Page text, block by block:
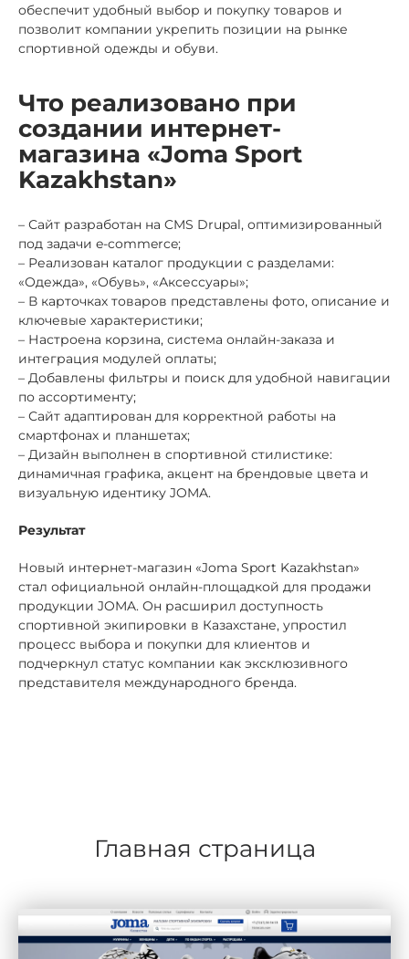
обеспечит удобный выбор и покупку товаров и
позволит компании укрепить позиции на рынке
спортивной одежды и обуви.
Что реализовано при
создании интернет-
магазина «Joma Sport
Kazakhstan»
– Сайт разработан на CMS Drupal, оптимизированный
под задачи e-commerce;
– Реализован каталог продукции с разделами:
«Одежда», «Обувь», «Аксессуары»;
– В карточках товаров представлены фото, описание и
ключевые характеристики;
– Настроена корзина, система онлайн-заказа и
интеграция модулей оплаты;
– Добавлены фильтры и поиск для удобной навигации
по ассортименту;
– Сайт адаптирован для корректной работы на
смартфонах и планшетах;
– Дизайн выполнен в спортивной стилистике:
динамичная графика, акцент на брендовые цвета и
визуальную идентику JOMA.
Результат
Новый интернет-магазин «Joma Sport Kazakhstan»
стал официальной онлайн-площадкой для продажи
продукции JOMA. Он расширил доступность
спортивной экипировки в Казахстане, упростил
процесс выбора и покупки для клиентов и
подчеркнул статус компании как эксклюзивного
представителя международного бренда.
Главная страница